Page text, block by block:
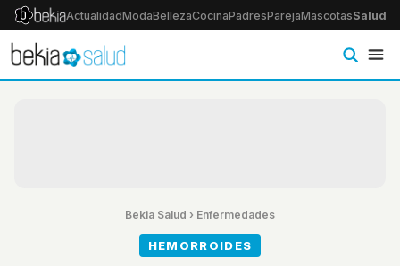
ActualidadModaBellezaCocinaPadresParejaMascotasSalud
Bekia Salud › Enfermedades
HEMORROIDES